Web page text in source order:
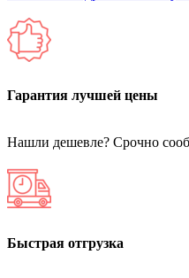
Гарантия лучшей цены
Нашли дешевле? Срочно
Быстрая отгрузка